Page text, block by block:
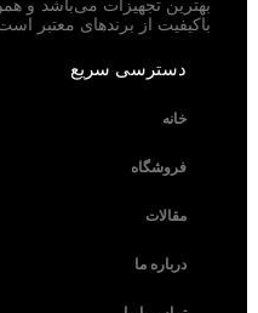
بهترین تجهیزات می‌باشد و
باکیفیت از برندهای معتبر
دسترسی سریع
خانه
فروشگاه
مقالات
درباره ما